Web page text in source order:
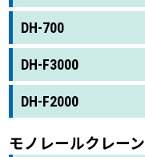
DH-700
DH-F3000
DH-F2000
モノレールクレーン